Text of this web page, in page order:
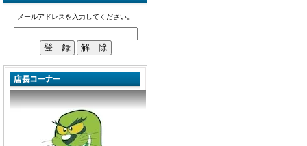
メールアドレスを入力してください。